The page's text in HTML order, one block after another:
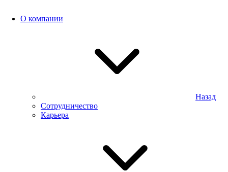
О компании
Назад
Сотрудничество
Карьера